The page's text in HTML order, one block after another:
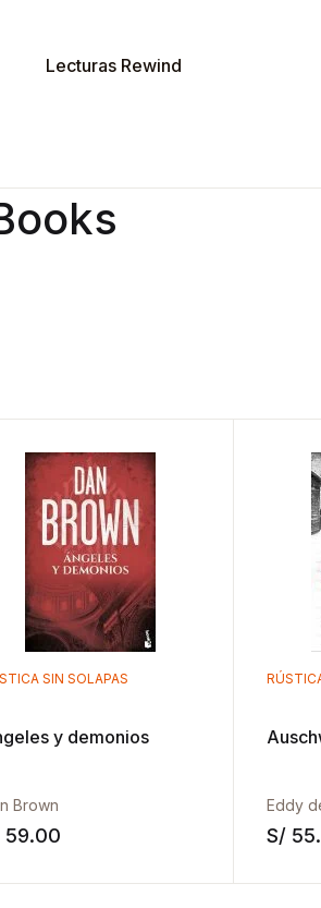
Lecturas Rewind
de deseos
SIN SOLAPAS
y demonios
Brown
59.00 Añadir a la
Eddy
S/